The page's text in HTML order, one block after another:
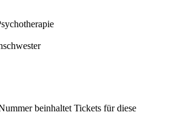
beinhaltet Tickets für diese